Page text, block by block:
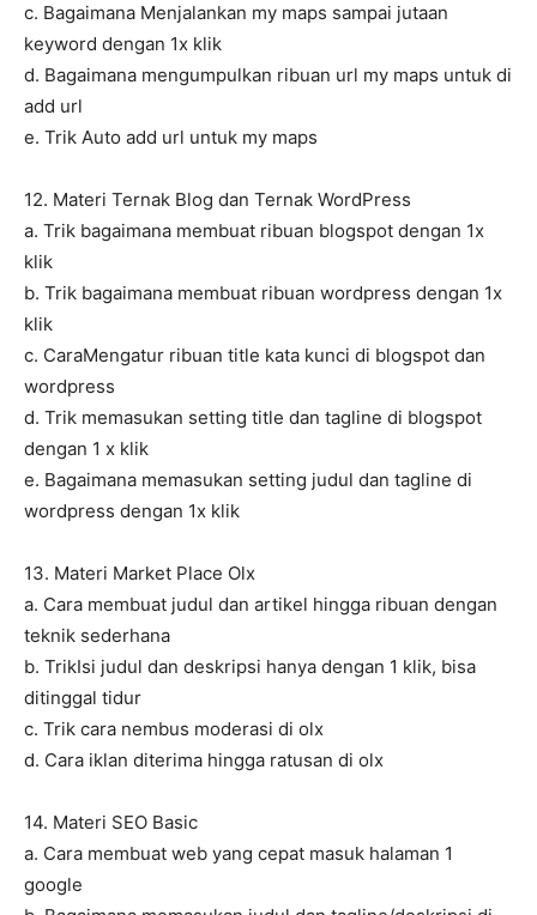
c. Bagaimana Menjalankan my maps sampai jutaan
keyword dengan 1x klik
d. Bagaimana mengumpulkan ribuan url my maps untuk di
add url
e. Trik Auto add url untuk my maps
12. Materi Ternak Blog dan Ternak WordPress
a. Trik bagaimana membuat ribuan blogspot dengan 1x
klik
b. Trik bagaimana membuat ribuan wordpress dengan 1x
klik
c. CaraMengatur ribuan title kata kunci di blogspot dan
wordpress
d. Trik memasukan setting title dan tagline di blogspot
dengan 1 x klik
e. Bagaimana memasukan setting judul dan tagline di
wordpress dengan 1x klik
13. Materi Market Place Olx
a. Cara membuat judul dan artikel hingga ribuan dengan
teknik sederhana
b. TrikIsi judul dan deskripsi hanya dengan 1 klik, bisa
ditinggal tidur
c. Trik cara nembus moderasi di olx
d. Cara iklan diterima hingga ratusan di olx
14. Materi SEO Basic
a. Cara membuat web yang cepat masuk halaman 1
google